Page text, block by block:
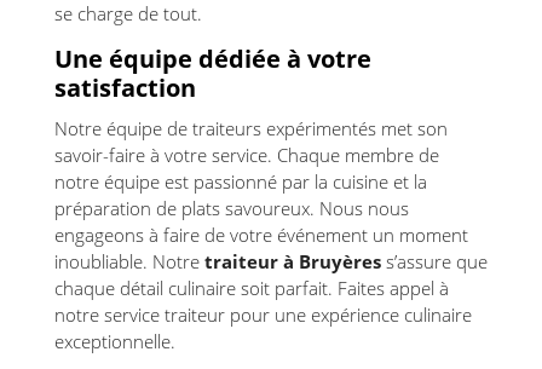
se charge de tout.
Une équipe dédiée à votre
satisfaction
Notre équipe de traiteurs expérimentés met son
savoir-faire à votre service. Chaque membre de
notre équipe est passionné par la cuisine et la
préparation de plats savoureux. Nous nous
engageons à faire de votre événement un moment
inoubliable. Notre traiteur à Bruyèress’assure que
chaque détail culinaire soit parfait. Faites appel à
notre service traiteur pour une expérience culinaire
exceptionnelle.